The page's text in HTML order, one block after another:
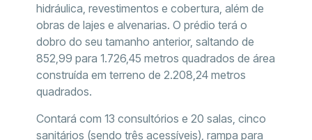
hidráulica, revestimentos e cobertura, além de
obras de lajes e alvenarias. O prédio terá o
dobro do seu tamanho anterior, saltando de
852,99 para 1.726,45 metros quadrados de área
construída em terreno de 2.208,24 metros
quadrados.
Contará com 13 consultórios e 20 salas, cinco
sanitários (sendo três acessíveis), rampa para